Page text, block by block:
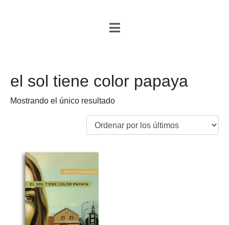
el sol tiene color papaya
Mostrando el único resultado